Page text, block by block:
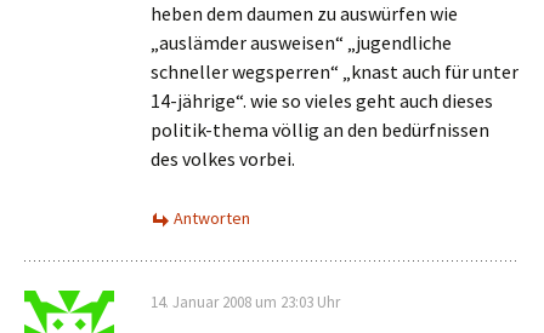
heben dem daumen zu auswürfen wie
„auslämder ausweisen“ „jugendliche
schneller wegsperren“ „knast auch für unter
14-jährige“. wie so vieles geht auch dieses
politik-thema völlig an den bedürfnissen
des volkes vorbei.
Antworten
14. Januar 2008 um 23:03 Uhr